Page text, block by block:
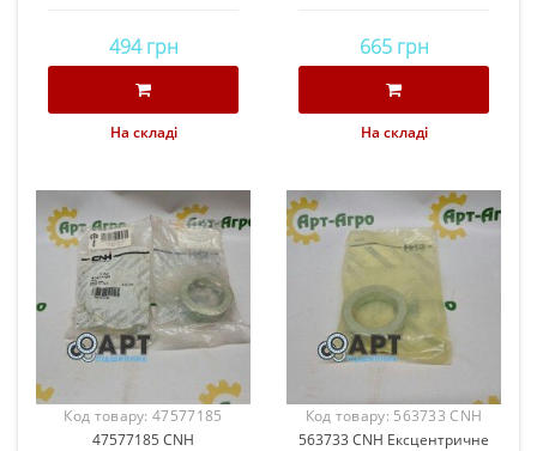
494 грн
На складі
665 грн
На складі
Код товару:47577185
CNH
47577185 CNH
Код товару: 563733 CNH
563733 CNH Ексцентричне